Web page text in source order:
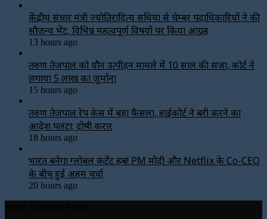
केंद्रीय संचार मंत्री ज्योतिरादित्य सिंधिया से चेम्बर पदाधिकारियों ने की
सौजन्य भेंट, विभिन्न महत्वपूर्ण विषयों पर किया आग्रह
13 hours ago
तरुण तेजपाल को यौन उत्पीड़न मामले में 10 साल की सजा, कोर्ट ने
लगाया ₹5 लाख का जुर्माना
15 hours ago
तरुण तेजपाल रेप केस में बड़ा फैसला, हाईकोर्ट ने बरी करने का
आदेश पलटा; दोषी करार
18 hours ago
भारत बनेगा ग्लोबल कंटेंट हब! PM मोदी और Netflix के Co-CEO
के बीच हुई अहम चर्चा
20 hours ago